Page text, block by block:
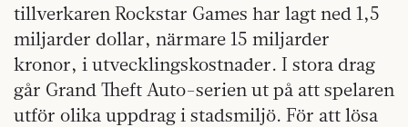
tillverkaren Rockstar Games har lagt ned 1,5
miljarder dollar, närmare 15 miljarder
kronor, i utvecklingskostnader. I stora drag
går Grand Theft Auto-serien ut på att spelaren
utför olika uppdrag i stadsmiljö. För att lösa